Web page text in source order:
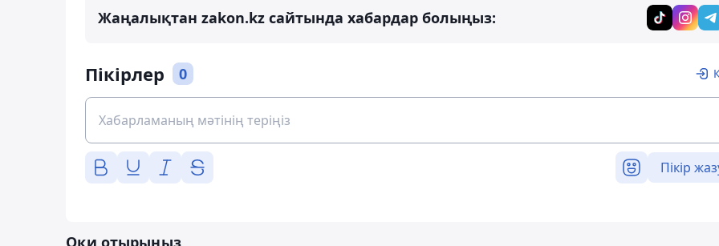
Жаңалықтан zakon.kz сайтында хабардар болыңыз:
Пікірлер 0
Пікір